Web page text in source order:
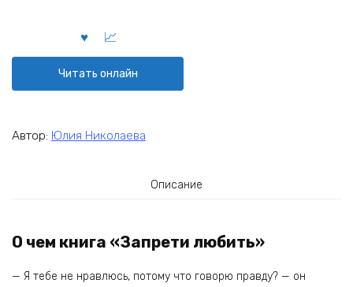
Читать онлайн
Автор: Юлия Николаева
Описание
О чем книга «Запрети любить»
— Я тебе не нравлюсь, потому что говорю правду? — он